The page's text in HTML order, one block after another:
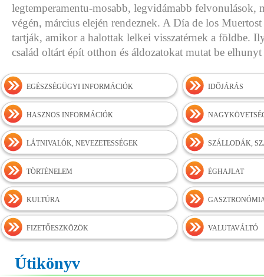
legtemperamentu-mosabb, legvidámabb felvonulások,
végén, március elején rendeznek. A Día de los
tartják, amikor a halottak lelkei visszatérnek a földbe.
család oltárt épít otthon és áldozatokat mutat be elhunyt
EGÉSZSÉGÜGYI INFORMÁCIÓK IDŐJÁRÁS
HASZNOS INFORMÁCIÓK
LÁTNIVALÓK, NEVEZETESSÉGEK SZÁLLODÁK,
TÖRTÉNELEM ÉGHAJLAT
KULTÚRA
FIZETŐESZKÖZÖK VALUTAVÁLTÓ
Útikönyv